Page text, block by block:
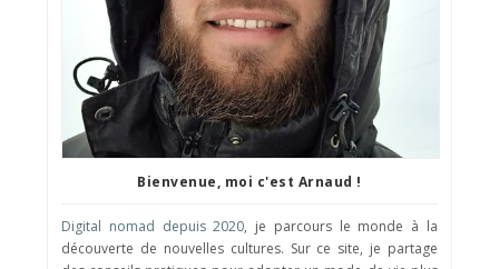
Bienvenue, moi c'est Arnaud !
Digital nomad depuis 2020, je parcours le monde à la
découverte de nouvelles cultures. Sur ce site, je partage